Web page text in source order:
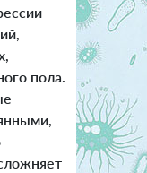
пола.